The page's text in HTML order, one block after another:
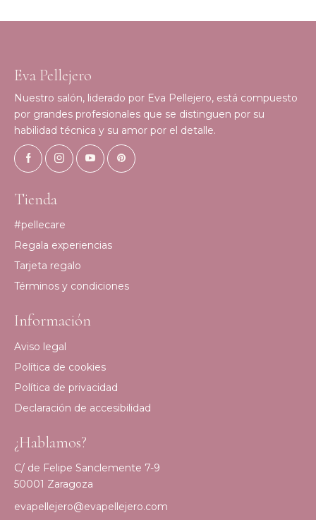
Eva Pellejero
Nuestro salón, liderado por Eva Pellejero, está compuesto
por grandes profesionales que se distinguen por su
habilidad técnica y su amor por el detalle.
Tienda
#pellecare
Regala experiencias
Tarjeta regalo
Términos y condiciones
Información
Aviso legal
Política de cookies
Política de privacidad
Declaración de accesibilidad
¿Hablamos?
C/ de Felipe Sanclemente 7-9
50001 Zaragoza
evapellejero@evapellejero.com